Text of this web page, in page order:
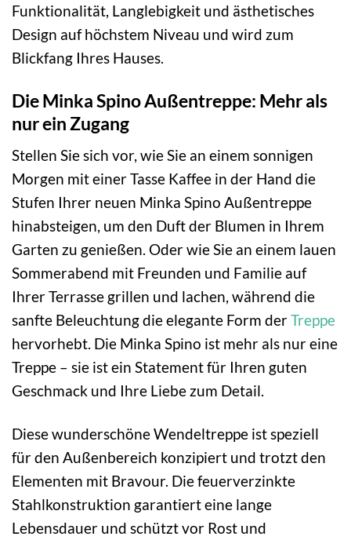
Funktionalität, Langlebigkeit und ästhetisches
Design auf höchstem Niveau und wird zum
Blickfang Ihres Hauses.
Die Minka Spino Außentreppe: Mehr als
nur ein Zugang
Stellen Sie sich vor, wie Sie an einem sonnigen
Morgen mit einer Tasse Kaffee in der Hand die
Stufen Ihrer neuen Minka Spino Außentreppe
hinabsteigen, um den Duft der Blumen in Ihrem
Garten zu genießen. Oder wie Sie an einem lauen
Sommerabend mit Freunden und Familie auf
Ihrer Terrasse grillen und lachen, während die
sanfte Beleuchtung die elegante Form derTreppe
hervorhebt. Die Minka Spino ist mehr als nur eine
Treppe – sie ist ein Statement für Ihren guten
Geschmack und Ihre Liebe zum Detail.
Diese wunderschöne Wendeltreppe ist speziell
für den Außenbereich konzipiert und trotzt den
Elementen mit Bravour. Die feuerverzinkte
Stahlkonstruktion garantiert eine lange
Lebensdauer und schützt vor Rost und